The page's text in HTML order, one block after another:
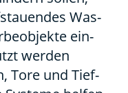
Was­
ein­
wer­den
Tore und Tief­